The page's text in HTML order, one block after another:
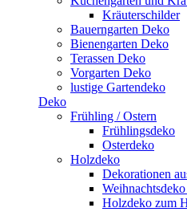
Kräuterschilder
Bauerngarten Deko
Bienengarten Deko
Terassen Deko
Vorgarten Deko
lustige Gartendeko
Deko
Frühling / Ostern
Frühlingsdeko
Osterdeko
Holzdeko
Dekorationen
Holzdeko zum